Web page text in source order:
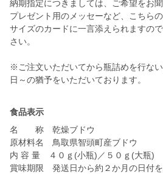
納期指定につきましては、ご希望をお聞
プレゼント用のメッセーなど、こちら
サイズのカードに一言添えられますの
さい。
※ご注文いただいてから瓶詰めを行な
日～の猶予をいただいております。
食品表示
名 称 乾燥ブドウ
原材料名 鳥取県智頭町産ブドウ
内 容 量 ４０ｇ(小瓶)／５０ｇ(大瓶)
賞味期限 発送日から約２か月の日付